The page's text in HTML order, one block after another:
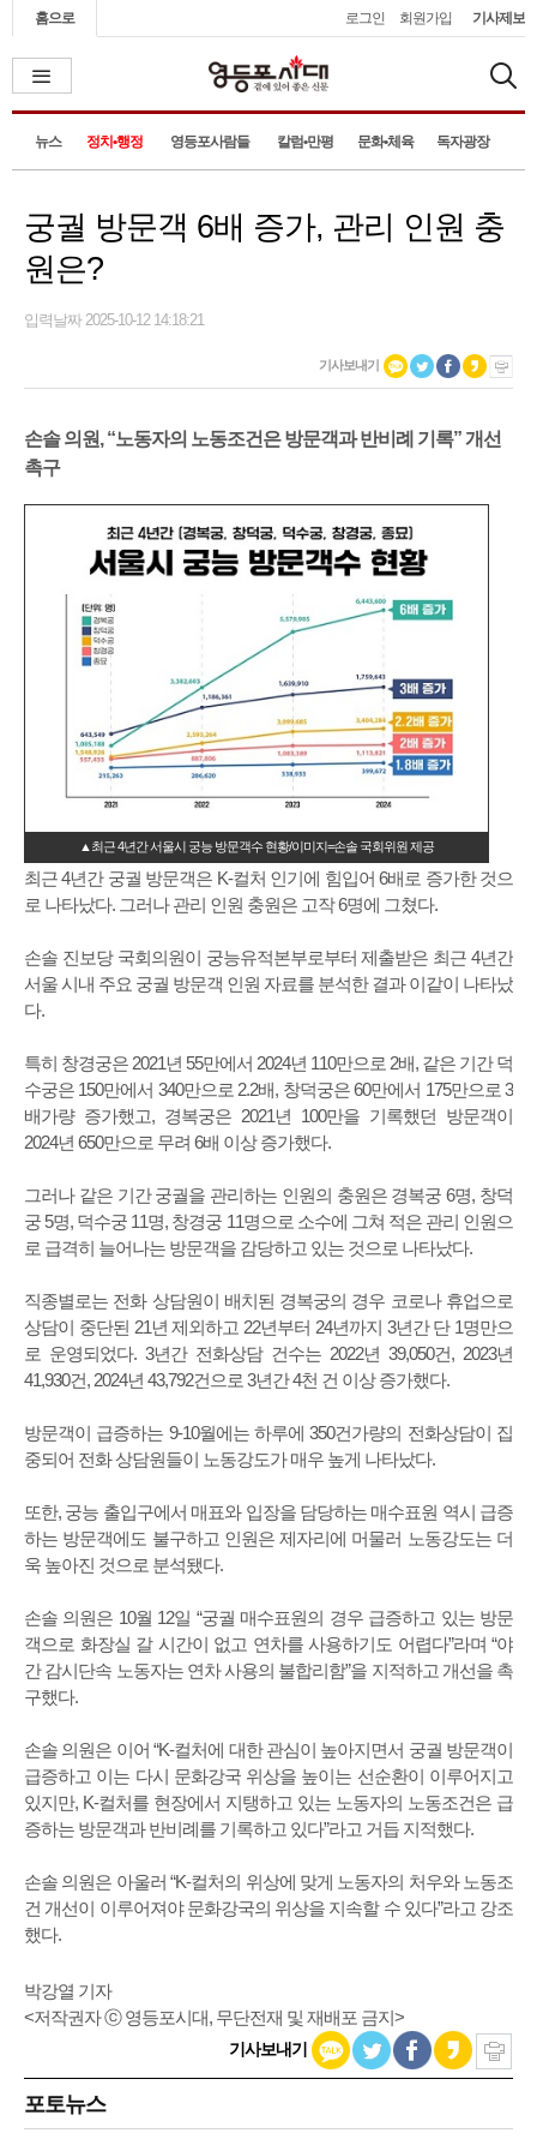
홈으로 로그인 회원가입 기사제보
뉴스 정치•행정 영등포사람들 칼럼•만평 문화•체육 독자광장
궁궐 방문객 6배 증가, 관리 인원 충
원은?
입력날짜 2025-10-12 14:18:21
기사보내기
손솔 의원, “노동자의 노동조건은 방문객과 반비례 기록” 개선
촉구
▲최근 4년간 서울시 궁능 방문객수 현황/이미지=손솔 국회위원 제공
최근 4년간 궁궐 방문객은 K-컬처 인기에 힘입어 6배로 증가한 것으
로 나타났다. 그러나 관리 인원 충원은 고작 6명에 그쳤다.
손솔 진보당 국회의원이 궁능유적본부로부터 제출받은 최근 4년간
서울 시내 주요 궁궐 방문객 인원 자료를 분석한 결과 이같이 나타났
다.
특히 창경궁은 2021년 55만에서 2024년 110만으로 2배, 같은 기간 덕
수궁은 150만에서 340만으로 2.2배, 창덕궁은 60만에서 175만으로 3
배가량 증가했고, 경복궁은 2021년 100만을 기록했던 방문객이
2024년 650만으로 무려 6배 이상 증가했다.
그러나 같은 기간 궁궐을 관리하는 인원의 충원은 경복궁 6명, 창덕
궁 5명, 덕수궁 11명, 창경궁 11명으로 소수에 그쳐 적은 관리 인원으
로 급격히 늘어나는 방문객을 감당하고 있는 것으로 나타났다.
직종별로는 전화 상담원이 배치된 경복궁의 경우 코로나 휴업으로
상담이 중단된 21년 제외하고 22년부터 24년까지 3년간 단 1명만으
로 운영되었다. 3년간 전화상담 건수는 2022년 39,050건, 2023년
41,930건, 2024년 43,792건으로 3년간 4천 건 이상 증가했다.
방문객이 급증하는 9-10월에는 하루에 350건가량의 전화상담이 집
중되어 전화 상담원들이 노동강도가 매우 높게 나타났다.
또한, 궁능 출입구에서 매표와 입장을 담당하는 매수표원 역시 급증
하는 방문객에도 불구하고 인원은 제자리에 머물러 노동강도는 더
욱 높아진 것으로 분석됐다.
손솔 의원은 10월 12일 “궁궐 매수표원의 경우 급증하고 있는 방문
객으로 화장실 갈 시간이 없고 연차를 사용하기도 어렵다”라며 “야
간 감시단속 노동자는 연차 사용의 불합리함”을 지적하고 개선을 촉
구했다.
손솔 의원은 이어 “K-컬처에 대한 관심이 높아지면서 궁궐 방문객이
급증하고 이는 다시 문화강국 위상을 높이는 선순환이 이루어지고
있지만, K-컬처를 현장에서 지탱하고 있는 노동자의 노동조건은 급
증하는 방문객과 반비례를 기록하고 있다”라고 거듭 지적했다.
손솔 의원은 아울러 “K-컬처의 위상에 맞게 노동자의 처우와 노동조
건 개선이 이루어져야 문화강국의 위상을 지속할 수 있다”라고 강조
했다.
박강열 기자
<저작권자 ⓒ 영등포시대, 무단전재 및 재배포 금지>
기사보내기
포토뉴스